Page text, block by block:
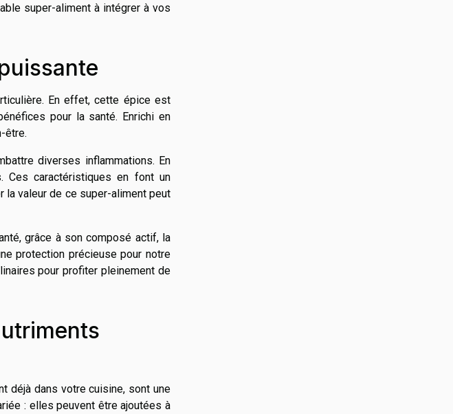
super-aliment à intégrer à vos
En effet, cette épice est
pour la santé. Enrichi en
être.
diverses inflammations. En
Ces caractéristiques en font un
la valeur de ce super-aliment peut
grâce à son composé actif, la
protection précieuse pour notre
pour profiter pleinement de
déjà dans votre cuisine, sont une
: elles peuvent être ajoutées à